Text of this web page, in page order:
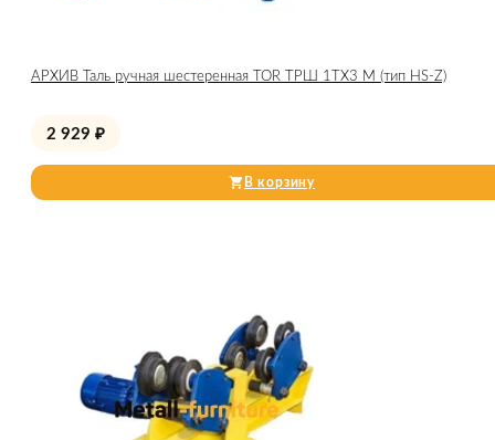
АРХИВ Таль ручная шестеренная TOR ТРШ 1ТХ3 М (тип HS-Z)
2 929 ₽
В корзину